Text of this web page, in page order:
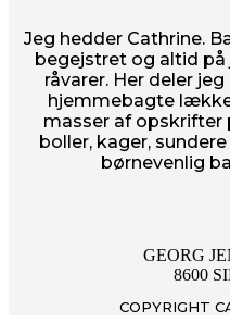
Jeg hedder Cathrine.
begejstret og altid
råvarer. Her deler
hjemmebagte
masser af opskrifter
boller, kager,
børnevenlig
GEORG
8600
COPYRIGHT